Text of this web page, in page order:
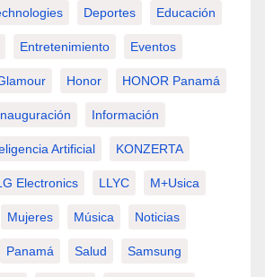
Deportes Educación
Entretenimiento Eventos
Honor HONOR Panamá
Información
Artificial KONZERTA
Electronics LLYC M+usica
Mujeres Música Noticias
Panamá Salud Samsung